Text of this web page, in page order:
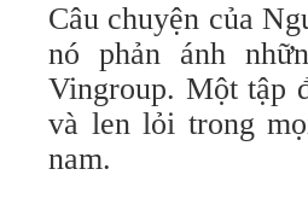
Câu chuyện của
nó phản ánh
Vingroup. Một tập
và len lỏi trong
nam.